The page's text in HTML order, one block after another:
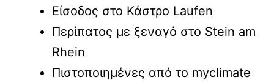
Είσοδος στο Κάστρο Laufen
Περίπατος με ξεναγό στο Stein am
Rhein
Πιστοποιημένες από το myclimate